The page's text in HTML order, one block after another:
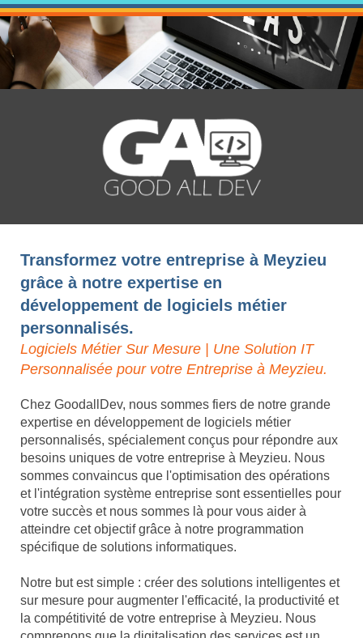
Transformez votre entreprise à Meyzieu
grâce à notre expertise en
développement de logiciels métier
personnalisés.
Logiciels Métier Sur Mesure | Une Solution IT
Personnalisée pour votre Entreprise à Meyzieu.
Chez GoodallDev, nous sommes fiers de notre grande
expertise en développement de logiciels métier
personnalisés, spécialement conçus pour répondre aux
besoins uniques de votre entreprise à Meyzieu. Nous
sommes convaincus que l'optimisation des opérations
et l'intégration système entreprise sont essentielles pour
votre succès et nous sommes là pour vous aider à
atteindre cet objectif grâce à notre programmation
spécifique de solutions informatiques.
Notre but est simple : créer des solutions intelligentes et
sur mesure pour augmenter l'efficacité, la productivité et
la compétitivité de votre entreprise à Meyzieu. Nous